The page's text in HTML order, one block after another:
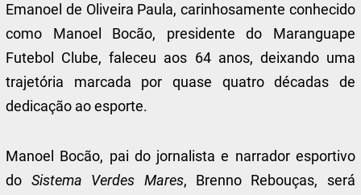
Emanoel de Oliveira Paula, carinhosamente conhecido
como Manoel Bocão, presidente do Maranguape
Futebol Clube, faleceu aos 64 anos, deixando uma
trajetória marcada por quase quatro décadas de
dedicação ao esporte.
Manoel Bocão, pai do jornalista e narrador esportivo
do Sistema Verdes Mares, Brenno Rebouças, será